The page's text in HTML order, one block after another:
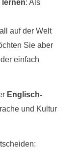
lernen: Als
auf der Welt
Sie aber
einfach
Englisch-
und Kultur